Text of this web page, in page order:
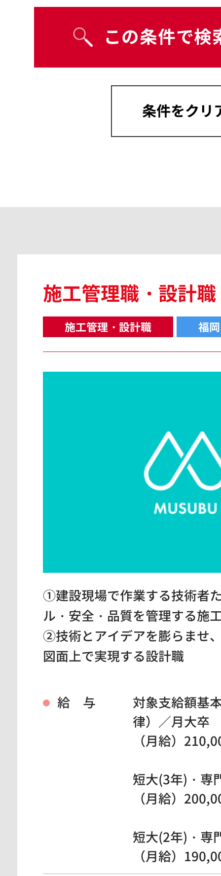
宮崎県
島根県
施工管理職・設計職
施工管理・設計職 福
①建設現場で作業する技術者
ル・安全・品質を管理する施
②技術とアイデアを膨らませ
図面上で実現する設計職
給 与
対象支給額基
律）／月大卒
（月給）
短大(3年)・専
（月給）
短大(2年)・専
（月給）